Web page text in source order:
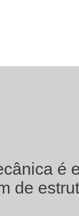
é
de